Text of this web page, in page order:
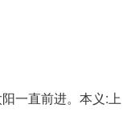
一直前进。本义:上